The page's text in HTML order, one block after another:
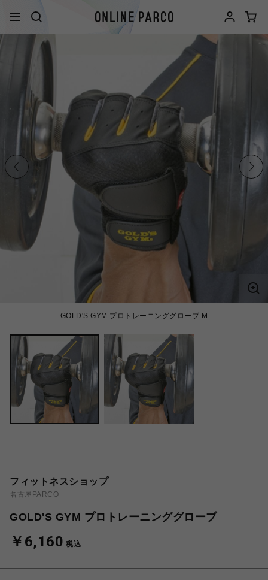
GOLD'S GYM プロトレーニンググローブ M
フィットネスショップ
名古屋PARCO
GOLD'S GYM プロトレーニンググローブ
￥6,160 税込